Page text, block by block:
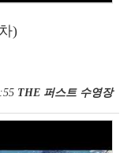
)
THE 퍼스트 수영장